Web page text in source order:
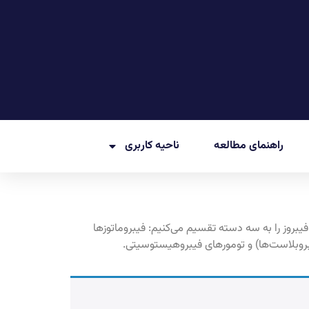
راهنمای مطالعه ناحیه کاربری
را به سه دسته تقسیم می‌کنیم: فیبروماتوزها
و تومورهای فیبروهیستوسیتی.